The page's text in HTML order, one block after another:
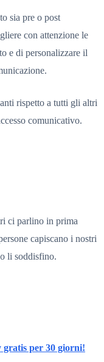
sia pre o post
con attenzione le
e di personalizzare il
rispetto a tutti gli altri
comunicativo.
ci parlino in prima
capiscano i nostri
li soddisfino.
per 30 giorni!